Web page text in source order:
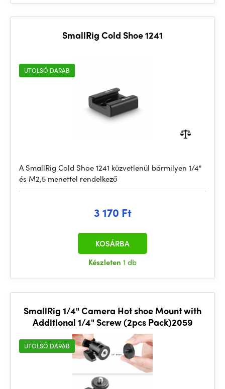
SmallRig Cold Shoe 1241
UTOLSÓ DARAB
A SmallRig Cold Shoe 1241 közvetlenül bármilyen 1/4"
és M2,5 menettel rendelkező
3 170 Ft
Készleten 1 db
KOSÁRBA
SmallRig 1/4" Camera Hot shoe Mount with
Additional 1/4" Screw (2pcs Pack)2059
UTOLSÓ DARAB